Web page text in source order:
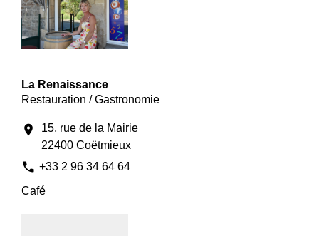
La Renaissance
Restauration / Gastronomie
location_on
15, rue de la Mairie
22400 Coëtmieux
phone +33 2 96 34 64 64
Café